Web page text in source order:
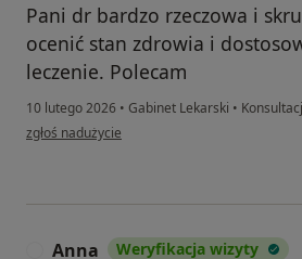
Pani dr bardzo rzeczowa i
ocenić stan zdrowia i
leczenie. Polecam
10 lutego 2026 • Gabinet Lekarski •
w opinii użytkownika RK
zgłoś nadużycie
Anna Weryfikacja wizyty